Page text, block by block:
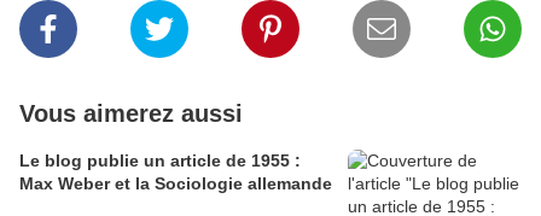
Vous aimerez aussi
Le blog publie un article de 1955 :
Max Weber et la Sociologie allemande